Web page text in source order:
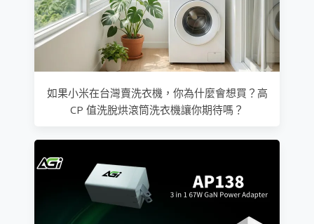
如果小米在台灣賣洗衣機，你為什麼會想買？高
CP 值洗脫烘滾筒洗衣機讓你期待嗎？